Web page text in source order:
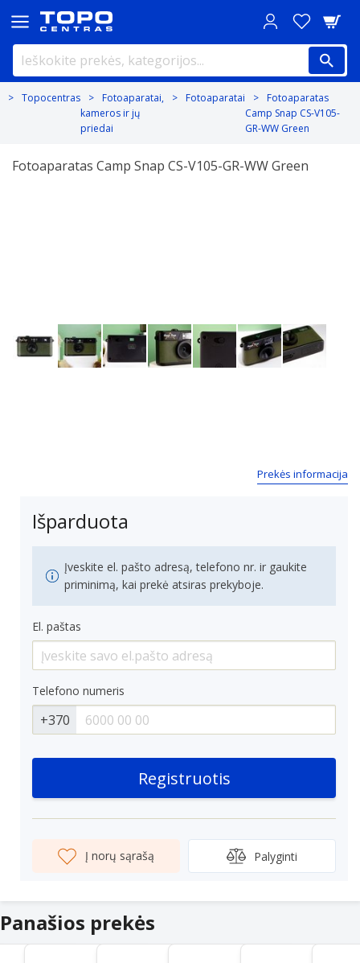
Topocentras
Fotoaparatai,
kameros ir jų
priedai
Fotoaparatai
Fotoaparatas
Camp Snap CS-V105-
GR-WW Green
Fotoaparatas Camp Snap CS-V105-GR-WW Green
Prekės informacija
Išparduota
Įveskite el. pašto adresą, telefono nr. ir gaukite
priminimą, kai prekė atsiras prekyboje.
El. paštas
Telefono numeris
+370
Registruotis
Į norų sąrašą Palyginti
Panašios prekės